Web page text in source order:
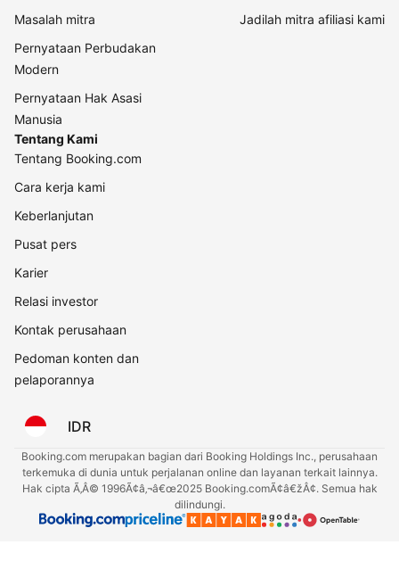
Masalah mitra
Pernyataan Perbudakan
Modern
Pernyataan Hak Asasi
Manusia
Jadilah mitra afiliasi kami
Tentang Kami
Tentang Booking.com
Cara kerja kami
Keberlanjutan
Pusat pers
Karier
Relasi investor
Kontak perusahaan
Pedoman konten dan
pelaporannya
IDR
Booking.com merupakan bagian dari Booking Holdings Inc., perusahaan
terkemuka di dunia untuk perjalanan online dan layanan terkait lainnya.
Hak cipta Ã‚Â© 1996Ã¢â‚¬â€œ2025 Booking.comÃ¢â€žÂ¢. Semua hak
dilindungi.